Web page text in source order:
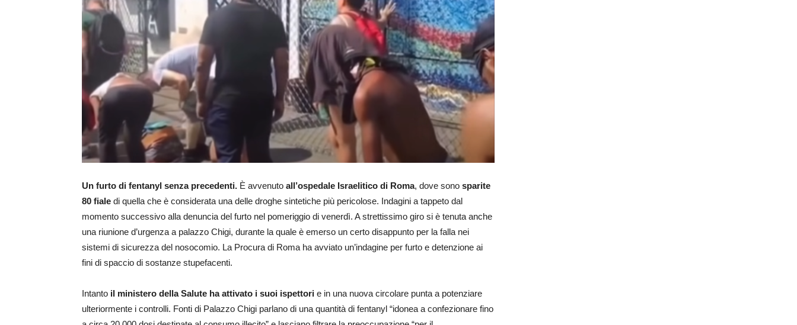
Un furto di fentanyl senza precedenti. È avvenuto all’ospedale Israelitico di Roma, dove sono sparite
80 fiale di quella che è considerata una delle droghe sintetiche più pericolose. Indagini a tappeto dal
momento successivo alla denuncia del furto nel pomeriggio di venerdì. A strettissimo giro si è tenuta anche
una riunione d’urgenza a palazzo Chigi, durante la quale è emerso un certo disappunto per la falla nei
sistemi di sicurezza del nosocomio. La Procura di Roma ha avviato un’indagine per furto e detenzione ai
fini di spaccio di sostanze stupefacenti.
Intanto il ministero della Salute ha attivato i suoi ispettori e in una nuova circolare punta a potenziare
ulteriormente i controlli. Fonti di Palazzo Chigi parlano di una quantità di fentanyl “idonea a confezionare fino